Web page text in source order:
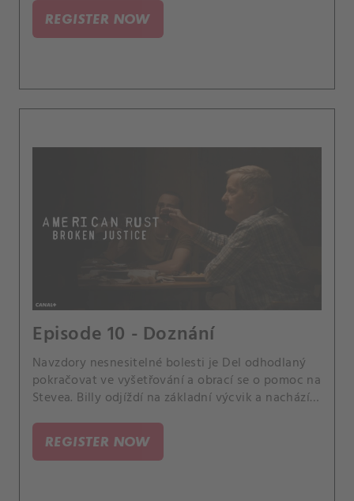
REGISTER NOW
Episode 10 - Doznání
Navzdory nesnesitelné bolesti je Del odhodlaný
pokračovat ve vyšetřování a obrací se o pomoc na
Stevea. Billy odjíždí na základní výcvik a nachází
REGISTER NOW